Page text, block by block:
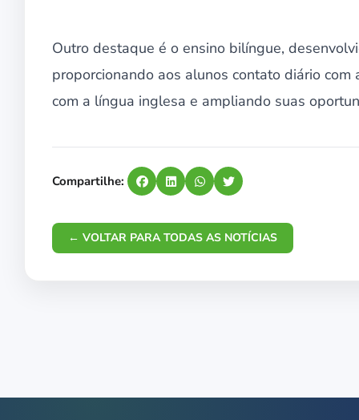
Outro destaque é o ensino bilíngue,
proporcionando aos alunos contato diário
com a língua inglesa e ampliando suas
Compartilhe:
← VOLTAR PARA TODAS AS NOTÍCIAS